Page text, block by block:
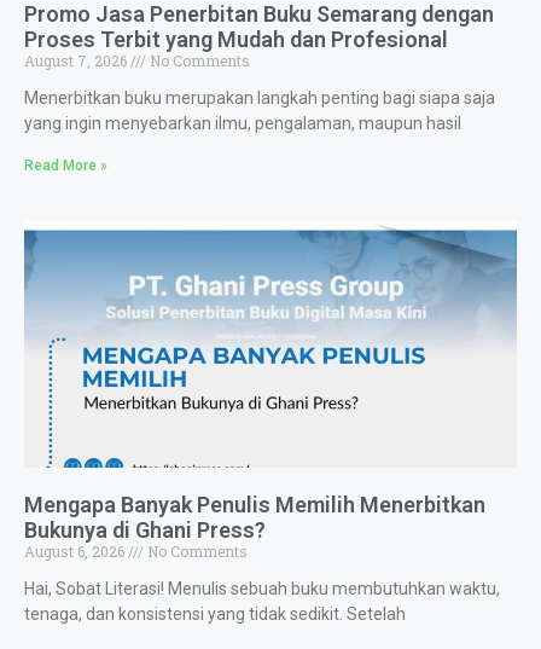
Promo Jasa Penerbitan Buku Semarang dengan
Proses Terbit yang Mudah dan Profesional
August 7, 2026
No Comments
Menerbitkan buku merupakan langkah penting bagi siapa saja
yang ingin menyebarkan ilmu, pengalaman, maupun hasil
Read More »
Mengapa Banyak Penulis Memilih Menerbitkan
Bukunya di Ghani Press?
August 6, 2026
No Comments
Hai, Sobat Literasi! Menulis sebuah buku membutuhkan waktu,
tenaga, dan konsistensi yang tidak sedikit. Setelah